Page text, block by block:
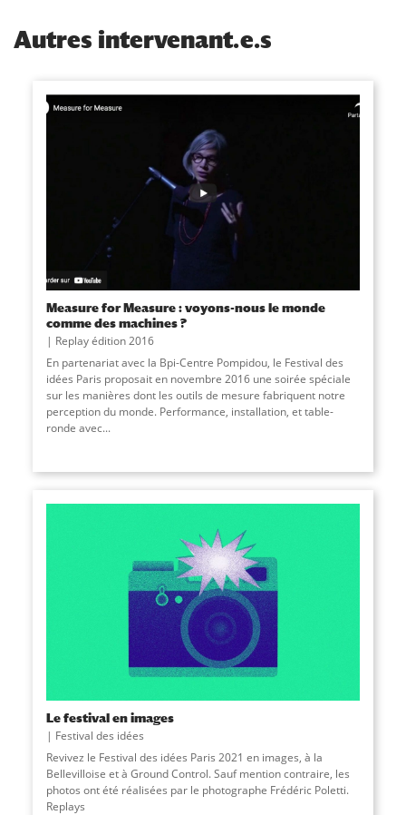
Autres intervenant.e.s
Measure for Measure : voyons-nous le monde
comme des machines ?
Replay édition 2016
En partenariat avec la Bpi-Centre Pompidou, le Festival des
idées Paris proposait en novembre 2016 une soirée spéciale
sur les manières dont les outils de mesure fabriquent notre
perception du monde. Performance, installation, et table-
ronde avec...
Le festival en images
Festival des idées
Revivez le Festival des idées Paris 2021 en images, à la
Bellevilloise et à Ground Control. Sauf mention contraire, les
photos ont été réalisées par le photographe Frédéric Poletti.
Replays